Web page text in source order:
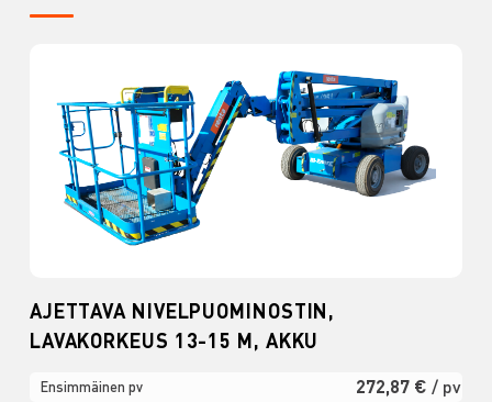
AJETTAVA NIVELPUOMINOSTIN,
LAVAKORKEUS 13-15 M, AKKU
Ensimmäinen pv 272,87 € / pv